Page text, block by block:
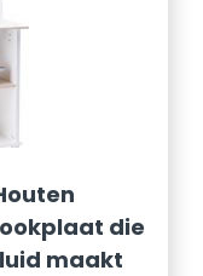
die
maakt